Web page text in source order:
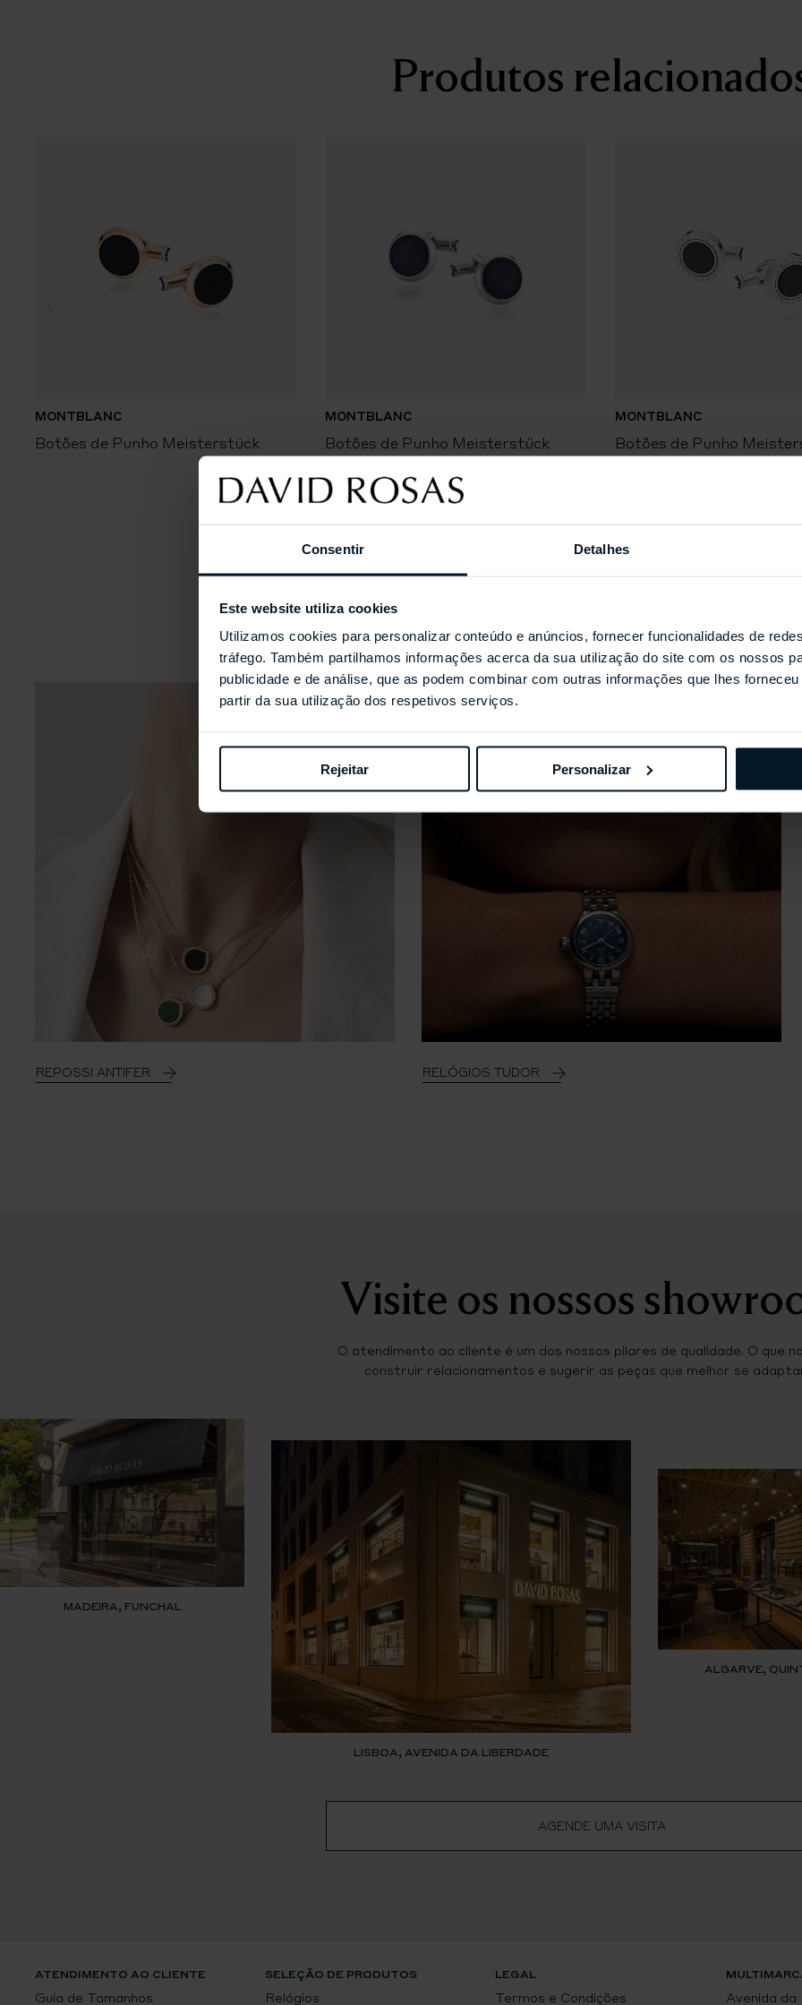
Consentir Detalhes
Este website utiliza cookies
Utilizamos cookies para personalizar conteúdo e anúncios, fornecer funcionalidades de
tráfego. Também partilhamos informações acerca da sua utilização do site com os nossos
publicidade e de análise, que as podem combinar com outras informações que lhes
partir da sua utilização dos respetivos serviços.
Rejeitar Personalizar
Produtos
MONTBLANC
Botões de Punho Meisterstück
MONTBLANC
Botões de Punho Meisterstück
MONTBLANC
Botões de Punho
Coleções
REPOSSI ANTIFER RELÓGIOS TUDOR
Visite os nossos
O atendimento ao cliente é um dos nossos pilares de qualidade. O que
construir relacionamentos e sugerir as peças que melhor se
MADEIRA, FUNCHAL
LISBOA, AVENIDA DA LIBERDADE
ALGARVE,
AGENDE UMA VISITA
ATENDIMENTO AO CLIENTE
Guia de Tamanhos
SELEÇÃO DE PRODUTOS
Relógios
LEGAL
Termos e Condições Avenida